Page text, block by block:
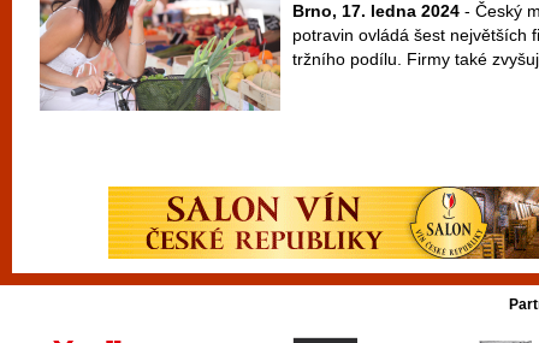
Brno, 17. ledna 2024 - Český
potravin ovládá šest největších
tržního podílu. Firmy také